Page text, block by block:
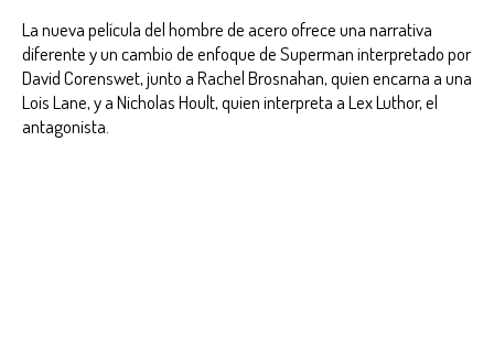
La nueva película del hombre de acero ofrece una narrativa
diferente y un cambio de enfoque de Superman interpretado por
David Corenswet, junto a Rachel Brosnahan, quien encarna a una
Lois Lane, y a Nicholas Hoult, quien interpreta a Lex Luthor, el
antagonista.